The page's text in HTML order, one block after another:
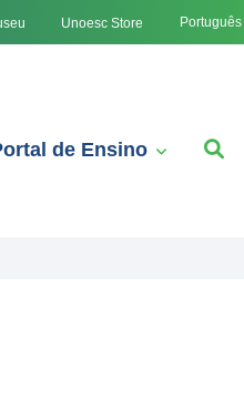
Unoesc Store Português
de Ensino